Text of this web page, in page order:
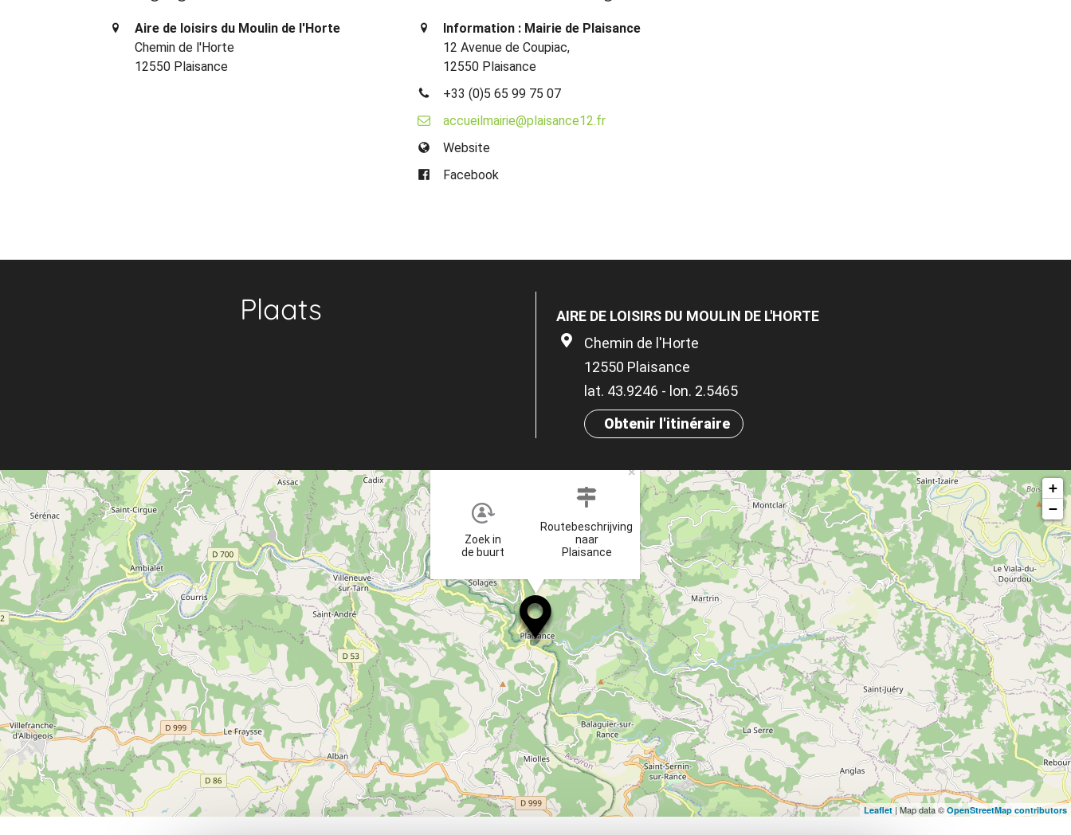
Aire de loisirs du Moulin de l'Horte
Chemin de l'Horte
12550 Plaisance
Information : Mairie de Plaisance
12 Avenue de Coupiac,
12550 Plaisance
+33 (0)5 65 99 75 07
accueilmairie@plaisance12.fr
Website
Facebook
Plaats
AIRE DE LOISIRS DU MOULIN DE L'HORTE
Chemin de l'Horte
12550 Plaisance
lat. 43.9246 - lon. 2.5465
Obtenir l'itinéraire
Zoek in
de buurt
Routebeschrijving
naar
Plaisance
×
+
−
Leaflet | Map data © OpenStreetMap contributors